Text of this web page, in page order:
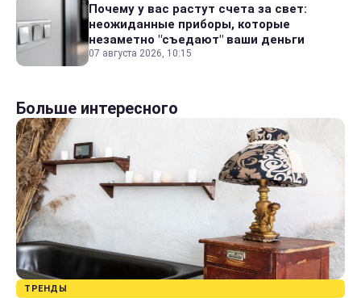
Почему у вас растут счета за свет:
неожиданные приборы, которые
незаметно "съедают" ваши деньги
07 августа 2026, 10:15
Больше интересного
ТРЕНДЫ